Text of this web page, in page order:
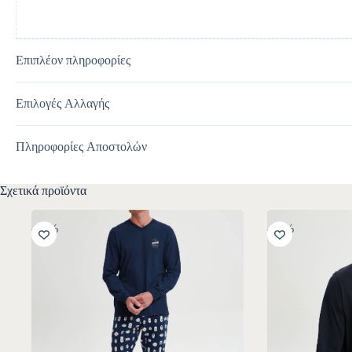
Επιπλέον πληροφορίες
Επιλογές Αλλαγής
Πληροφορίες Αποστολών
Σχετικά προϊόντα
-30% -30%